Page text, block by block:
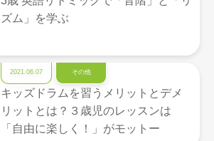
ズム」を学ぶ
2021.06.07 その他
キッズドラムを習うメリットとデメ
リットとは？３歳児のレッスンは
「自由に楽しく！」がモットー